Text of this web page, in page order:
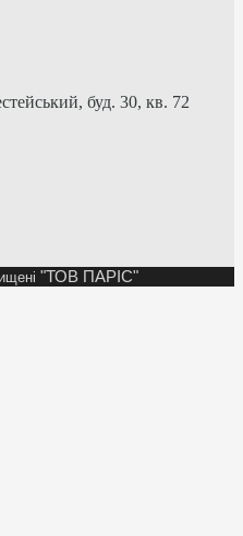
буд. 30, кв. 72
"ТОВ ПАРІС"